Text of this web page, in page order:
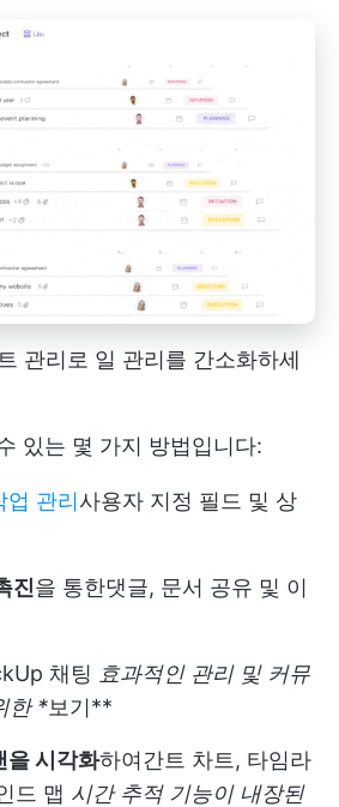
관리로 일 관리를 간소화하세
있는 몇 가지 방법입니다:
업 관리사용자 지정 필드 및 상
진을 통한댓글, 문서 공유 및 이
채팅 효과적인 관리 및 커뮤
한 *보기**
을 시각화하여간트 차트 , 타임라
드 맵 시간 추적 기능이 내장된